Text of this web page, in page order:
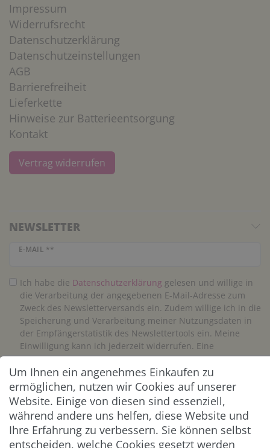
Impressum
Widerrufsrecht
Datenschutzerklärung
Datenschutzeinstellungen
AGB
Barrierefreiheit
Lieferkette
Hinweise zur Batterieentsorgung
Kontakt
Vertrag widerrufen
NEWSLETTER
E-MAIL **
Newsletter Honig
Ich habe die Daten­schutz­erklärung gelesen und willige in
die Verarbeitung der angegebenen E-Mail-Adresse zum
Zweck des Newsletterversands ein. Zudem willige ich in die
Speicherung und Verarbeitung meiner Nutzungsdaten in
der Empfängerstatistik des Newslettertools ein. Meine
Einwilligung kann ich jederzeit widerrufen. Eine
Abmeldung vom Newsletter ist jederzeit möglich.**
Abonnieren
** Hierbei handelt es sich um ein Pflichtfeld.
Um Ihnen ein angenehmes Einkaufen zu
ermöglichen, nutzen wir Cookies auf unserer
Website. Einige von diesen sind essenziell,
während andere uns helfen, diese Website und
Ihre Erfahrung zu verbessern. Sie können selbst
entscheiden, welche Cookies gesetzt werden